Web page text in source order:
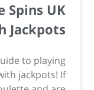
Spins UK
Jackpots
to playing
jackpots! If